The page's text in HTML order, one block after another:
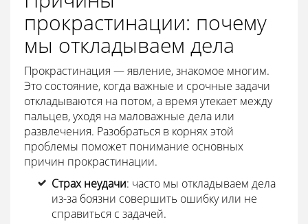
прокрастинации: почему
мы откладываем дела
Прокрастинация — явление, знакомое многим.
Это состояние, когда важные и срочные задачи
откладываются на потом, а время утекает между
пальцев, уходя на маловажные дела или
развлечения. Разобраться в корнях этой
проблемы поможет понимание основных
причин прокрастинации.
Страх неудачи: часто мы откладываем дела
из-за боязни совершить ошибку или не
справиться с задачей.